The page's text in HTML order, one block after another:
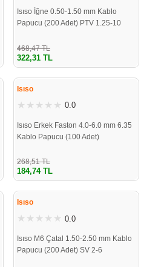
Isıso İğne 0.50-1.50 mm Kablo
Papucu (200 Adet) PTV 1.25-10
468,47 TL
322,31 TL
%31
Isıso
0.0
Isıso Erkek Faston 4.0-6.0 mm 6.35
Kablo Papucu (100 Adet)
268,51 TL
184,74 TL
%31
Isıso
0.0
Isıso M6 Çatal 1.50-2.50 mm Kablo
Papucu (200 Adet) SV 2-6